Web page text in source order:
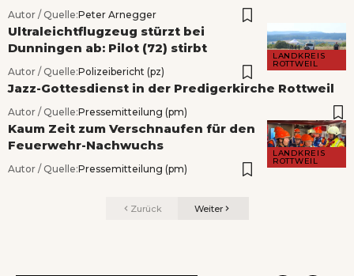
Autor / Quelle:Peter Arnegger
LANDKREIS
ROTTWEIL
Ultraleichtflugzeug stürzt bei
Dunningen ab: Pilot (72) stirbt
Autor / Quelle:Polizeibericht (pz)
Jazz-Gottesdienst in der Predigerkirche Rottweil
Autor / Quelle:Pressemitteilung (pm)
LANDKREIS
ROTTWEIL
Kaum Zeit zum Verschnaufen für den
Feuerwehr-Nachwuchs
Autor / Quelle:Pressemitteilung (pm)
Zurück Weiter